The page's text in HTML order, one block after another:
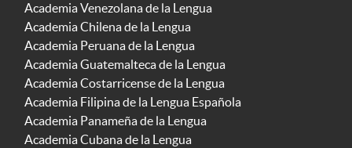
Academia Venezolana de la Lengua
Academia Chilena de la Lengua
Academia Peruana de la Lengua
Academia Guatemalteca de la Lengua
Academia Costarricense de la Lengua
Academia Filipina de la Lengua Española
Academia Panameña de la Lengua
Academia Cubana de la Lengua